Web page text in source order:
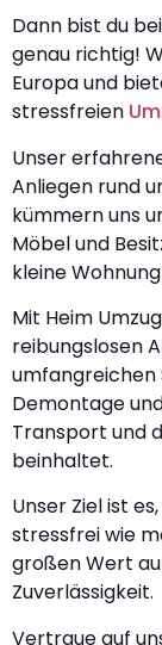
Dann bist du
genau richtig!
Europa und
stressfreien
Unser
Anliegen rund
kümmern uns
Möbel und
kleine
Mit Heim
reibungslosen
umfangreichen
Demontage
Transport und
beinhaltet.
Unser Ziel ist
stressfrei wie
großen Wert
Zuverlässigkeit.
Vertraue auf